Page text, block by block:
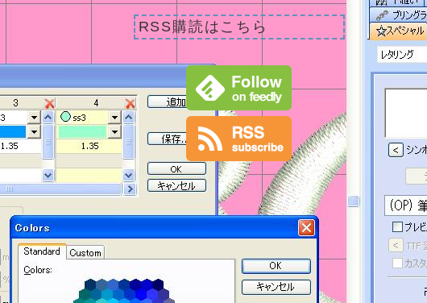
RSS購読はこちら